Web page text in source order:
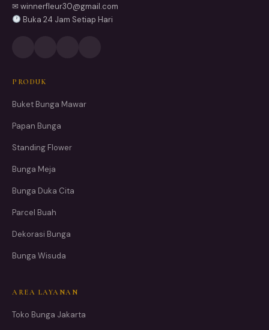
✉ winnerfleur30@gmail.com
Buka 24 Jam Setiap Hari
PRODUK
Buket Bunga Mawar
Papan Bunga
Standing Flower
Bunga Meja
Bunga Duka Cita
Parcel Buah
Dekorasi Bunga
Bunga Wisuda
AREA LAYANAN
Toko Bunga Jakarta